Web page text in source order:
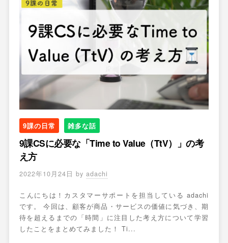
9課の日常 雑多な話
9課CSに必要な「Time to Value（TtV）」の考
え方
2022年10月24日 by adachi
こんにちは！カスタマーサポートを担当している adachi
です。 今回は、顧客が商品・サービスの価値に気づき、期
待を超えるまでの「時間」に注目した考え方について学習
したことをまとめてみました！ Ti...